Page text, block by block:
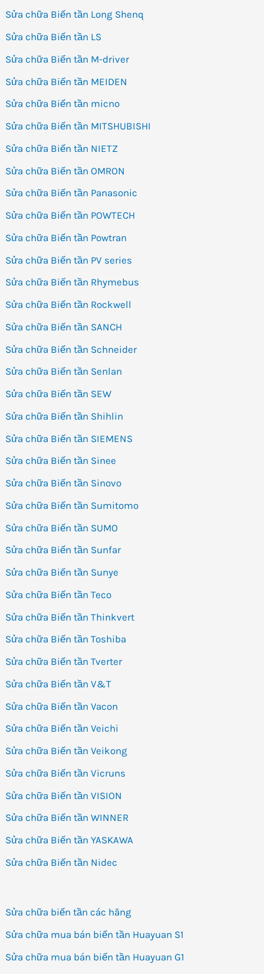
Sửa chữa Biến tần Long Shenq
Sửa chữa Biến tần LS
Sửa chữa Biến tần M-driver
Sửa chữa Biến tần MEIDEN
Sửa chữa Biến tần micno
Sửa chữa Biến tần MITSHUBISHI
Sửa chữa Biến tần NIETZ
Sửa chữa Biến tần OMRON
Sửa chữa Biến tần Panasonic
Sửa chữa Biến tần POWTECH
Sửa chữa Biến tần Powtran
Sửa chữa Biến tần PV series
Sửa chữa Biến tần Rhymebus
Sửa chữa Biến tần Rockwell
Sửa chữa Biến tần SANCH
Sửa chữa Biến tần Schneider
Sửa chữa Biến tần Senlan
Sửa chữa Biến tần SEW
Sửa chữa Biến tần Shihlin
Sửa chữa Biến tần SIEMENS
Sửa chữa Biến tần Sinee
Sửa chữa Biến tần Sinovo
Sửa chữa Biến tần Sumitomo
Sửa chữa Biến tần SUMO
Sửa chữa Biến tần Sunfar
Sửa chữa Biến tần Sunye
Sửa chữa Biến tần Teco
Sửa chữa Biến tần Thinkvert
Sửa chữa Biến tần Toshiba
Sửa chữa Biến tần Tverter
Sửa chữa Biến tần V&T
Sửa chữa Biến tần Vacon
Sửa chữa Biến tần Veichi
Sửa chữa Biến tần Veikong
Sửa chữa Biến tần Vicruns
Sửa chữa Biến tần VISION
Sửa chữa Biến tần WINNER
Sửa chữa Biến tần YASKAWA
Sửa chữa Biến tần Nidec
Sửa chữa biến tần các hãng
Sửa chữa mua bán biến tần Huayuan S1
Sửa chữa mua bán biến tần Huayuan G1